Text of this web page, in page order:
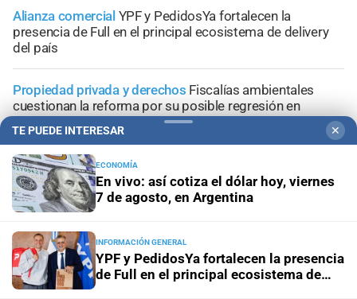
Alianza comercial YPF y PedidosYa fortalecen la
presencia de Full en el principal ecosistema de delivery
del país
Propiedad privada y derechos Fiscalías ambientales
cuestionan la reforma por su posible regresión en
materia ambiental
El diario cumple 108 años
historia de Santa Fe, vistos desde la óptica de El Litoral
La celebración del 7 de agosto que vuelve a reunir a miles
de fieles
TE PUEDE INTERESAR ✕
ECONOMÍA
En vivo: así cotiza el dólar hoy, viernes
7 de agosto, en Argentina
INFORMACIÓN GENERAL
YPF y PedidosYa fortalecen la presencia
de Full en el principal ecosistema de